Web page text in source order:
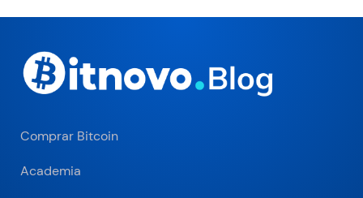
Comprar Bitcoin
Academia